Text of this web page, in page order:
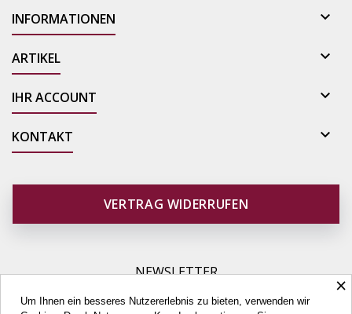
INFORMATIONEN 
ARTIKEL 
IHR ACCOUNT 
KONTAKT 
VERTRAG WIDERRUFEN
NEWSLETTER
×
Um Ihnen ein besseres Nutzererlebnis zu bieten, verwenden wir